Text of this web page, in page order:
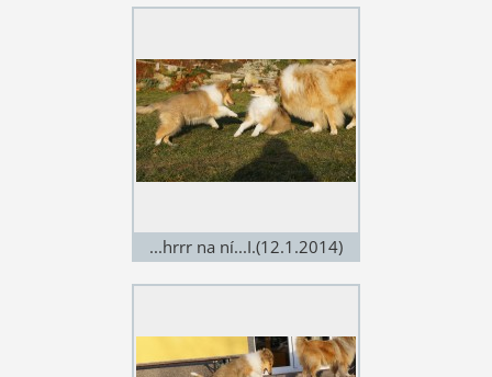
...hrrr na ní...I.(12.1.2014)